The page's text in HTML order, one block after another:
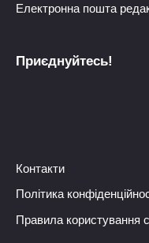
Електронна пошта
Приєднуйтесь!
Контакти
Політика
Правила користування